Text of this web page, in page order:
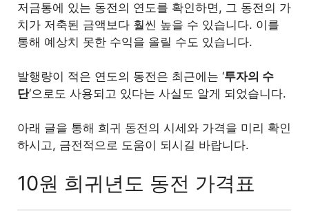
저금통에 있는 동전의 연도를 확인하면, 그 동전의 가
치가 저축된 금액보다 훨씬 높을 수 있습니다. 이를
통해 예상치 못한 수익을 올릴 수도 있습니다.
발행량이 적은 연도의 동전은 최근에는 ‘투자의 수
단‘으로도 사용되고 있다는 사실도 알게 되었습니다.
아래 글을 통해 희귀 동전의 시세와 가격을 미리 확인
하시고, 금전적으로 도움이 되시길 바랍니다.
10원 희귀년도 동전 가격표